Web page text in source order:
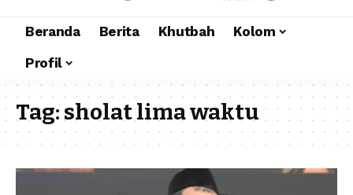
Beranda Berita Khutbah
Kolom
Profil
Tag:sholat lima waktu